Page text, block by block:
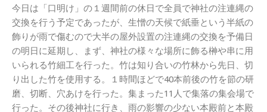
今日は「口明け」の１週間前の休日で全員で神社の注連縄の
交換を行う予定であったが、生憎の天候で紙垂という半紙の
飾りが雨で傷むので大半の屋外設置の注連縄の交換を予備日
の明日に延期し、まず、神社の様々な場所に飾る榊や串に用
いられる竹細工を行った。竹は知り合いの竹林から先日、切
り出した竹を使用する。１時間ほどで40本前後の竹を節の研
磨、切断、穴あけを行った。集まった11人で集落の集会場で
行った。その後神社に行き、雨の影響の少ない本殿前と本殿